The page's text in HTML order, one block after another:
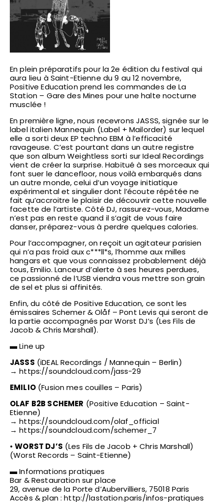
En plein préparatifs pour la 2e édition du festival qui
aura lieu à Saint-Etienne du 9 au 12 novembre,
Positive Education prend les commandes de La
Station – Gare des Mines pour une halte nocturne
musclée !
En première ligne, nous recevrons JASSS, signée sur le
label italien Mannequin (Label + Mailorder) sur lequel
elle a sorti deux EP techno EBM à l’efficacité
ravageuse. C’est pourtant dans un autre registre
que son album Weightless sorti sur Ideal Recordings
vient de créer la surprise. Habitué à ses morceaux qui
font suer le dancefloor, nous voilà embarqués dans
un autre monde, celui d’un voyage initiatique
expérimental et singulier dont l’écoute répétée ne
fait qu’accroitre le plaisir de découvrir cette nouvelle
facette de l’artiste. Côté DJ, rassurez-vous, Madame
n’est pas en reste quand il s’agit de vous faire
danser, préparez-vous à perdre quelques calories.
Pour l’accompagner, on reçoit un agitateur parisien
qui n’a pas froid aux c***ll*s, l’homme aux milles
hangars et que vous connaissez probablement déjà
tous, Emilio. Lanceur d’alerte à ses heures perdues,
ce passionné de l’USB viendra vous mettre son grain
de sel et plus si affinités.
Enfin, du côté de Positive Education, ce sont les
émissaires Schemer & Olåf – Pont Levis qui seront de
la partie accompagnés par Worst DJ’s (Les Fils de
Jacob & Chris Marshall).
▬ Line up
JASSS (iDEAL Recordings / Mannequin – Berlin)
→ https://soundcloud.com/jass-29
EMILIO(Fusion mes couilles – Paris)
OLAF B2B SCHEMER (Positive Education – Saint-
Etienne)
→ https://soundcloud.com/olaf_official
→ https://soundcloud.com/schemer_7
•WORST DJ’S (Les Fils de Jacob + Chris Marshall)
(Worst Records – Saint-Etienne)
▬ Informations pratiques
Bar & Restauration sur place
29, avenue de la Porte d’Aubervilliers, 75018 Paris
Accès & plan :http://lastation.paris/infos-pratiques